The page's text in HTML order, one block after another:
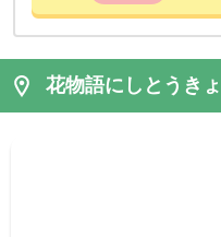
花物語にしとうき